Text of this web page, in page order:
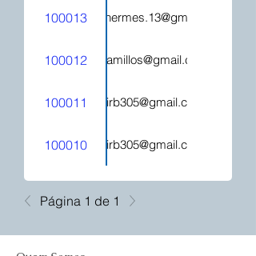
100013hecatehermes.13@gmail.com
100012mjcamillos@gmail.com
100011 kelirb305@gmail.com
100010 kelirb305@gmail.com
Página 1 de 1